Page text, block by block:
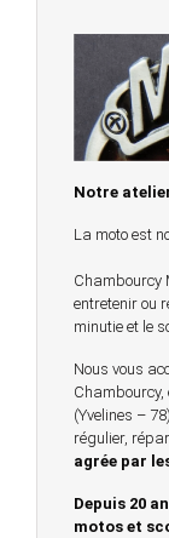
Notre
La moto est
Chambourcy
entretenir ou
minutie et le
Nous vous
Chambourcy,
(Yvelines –
régulier,
agrée par
Depuis 20
motos et